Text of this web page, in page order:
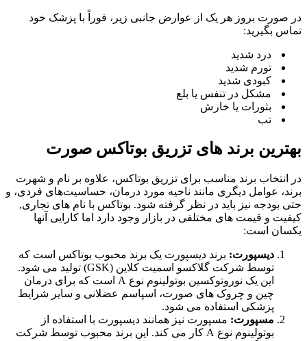
در صورت بروز هر یک از عوارض جانبی زیر، فوراً با پزشک خود
تماس بگیرید:
درد شدید
تورم شدید
کبودی شدید
مشکل در تنفس یا بلع
بثورات یا خارش
تب
بهترین برند های تزریق بوتاکس صورت
در انتخاب برند مناسب برای تزریق بوتاکس، علاوه بر نام و شهرت
برند، عوامل دیگری مانند ناحیه مورد درمان، حساسیت‌های فردی، و
حتی بودجه نیز باید در نظر گرفته شود. بوتاکس با نام های تجاری,
کیفیت و قیمت های مختلفی در بازار وجود دارد اما کارایی آنها
یکسان است:
دیسپورت: برند دیسپورت یک برند محبوب بوتاکس است که
توسط شرکت گلاکسو اسمیت کلاین (GSK) تولید می شود.
این یک نوروتوکسین بوتولینوم نوع A است که برای درمان
چین و چروک های صورت، اسپاسم عضلانی و سایر شرایط
پزشکی استفاده می شود.
مسپورت: مسپورت نیز همانند دیسپورت با استفاده از
بوتولینوم نوع A کار می کند. این برند محبوب توسط شرکت